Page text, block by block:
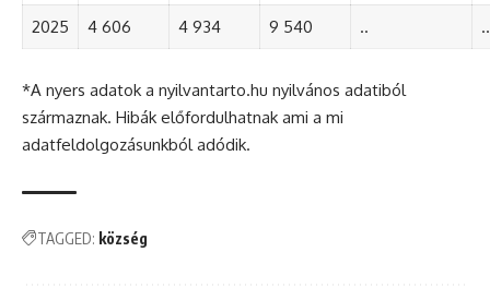
2025 4 606 4 934 9 540 .. ..
*A nyers adatok a nyilvantarto.hu nyilvános adatiból
származnak. Hibák előfordulhatnak ami a mi
adatfeldolgozásunkból adódik.
TAGGED: község